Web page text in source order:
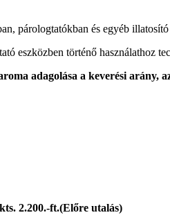
párologtatókban és egyéb illatosító
eszközben történő használathoz
adagolása a keverési
2.200.-ft.(Előre utalás)